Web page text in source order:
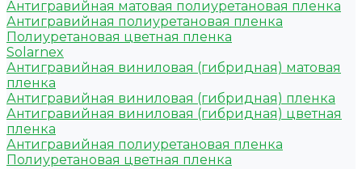
Антигравийная матовая полиуретановая пленка
Антигравийная полиуретановая пленка
Полиуретановая цветная пленка
Solarnex
Антигравийная виниловая (гибридная) матовая
пленка
Антигравийная виниловая (гибридная) пленка
Антигравийная виниловая (гибридная) цветная
пленка
Антигравийная полиуретановая пленка
Полиуретановая цветная пленка